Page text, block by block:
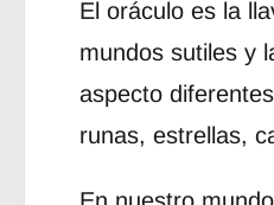
El oráculo es la
mundos sutiles y
aspecto
runas, estrellas,